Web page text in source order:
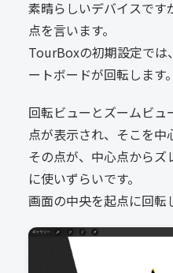
素晴らしいデバイスです
点を言います。
TourBoxの初期設定では
ートボードが回転します。
回転ビューとズームビュ
点が表示され、そこを中
その点が、中心点から
に使いずらいです。
画面の中央を起点に回転